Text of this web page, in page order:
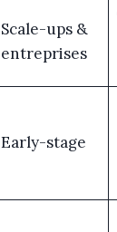
Scale-ups &
entreprises
Early-stage